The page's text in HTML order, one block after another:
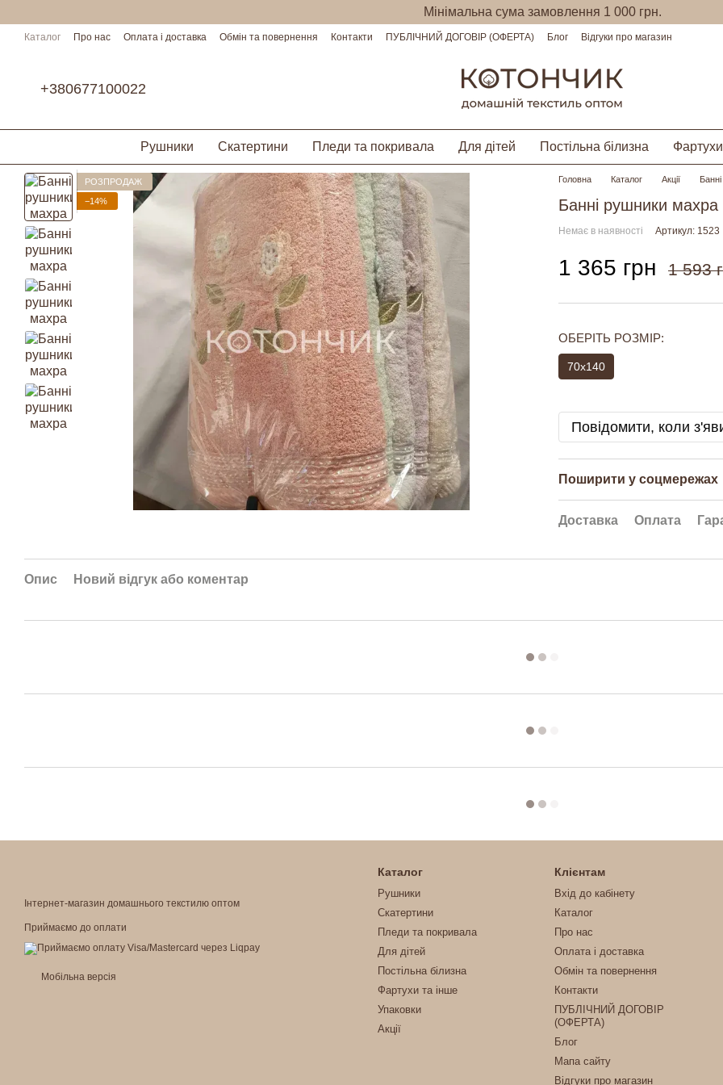
Мінімальна сума замовлення 1 000 грн.
Каталог Про нас Оплата і доставка Обмін та повернення Контакти ПУБЛІЧНИЙ ДОГОВІР (ОФЕРТА) Блог
Відгуки про магазин
+380677100022
Рушники Скатертини Пледи та покривала Для дітей Постільна білизна
РОЗПРОДАЖ
−14%
Головна Каталог Акції
Банні рушники
Немає в наявності Артикул: 1523
1 365 грн 1 593
ОБЕРІТЬ РОЗМІР:
70x140
Повідомити, коли
Поширити у соцмережах
Доставка Оплата
Опис Новий відгук або коментар
Інтернет-магазин домашнього текстилю оптом
Приймаємо до оплати
Мобільна версія
Каталог
Рушники
Скатертини
Пледи та покривала
Для дітей
Постільна білизна
Фартухи та інше
Упаковки
Акції
Клієнтам
Вхід до кабінету
Каталог
Про нас
Оплата і доставка
Обмін та повернення
Контакти
ПУБЛІЧНИЙ ДОГОВІР
(ОФЕРТА)
Блог
Мапа сайту
Відгуки про магазин